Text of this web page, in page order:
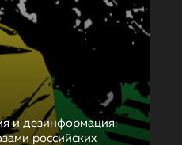
и дезинформация:
российских